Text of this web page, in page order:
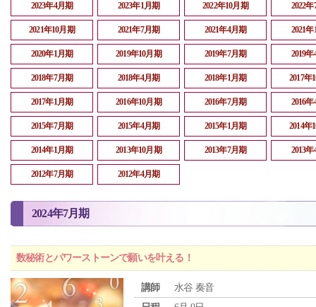
2023年4月期 2023年1月期 2022年10月期 2022
2021年10月期 2021年7月期 2021年4月期 2021
2020年1月期 2019年10月期 2019年7月期 2019
2018年7月期 2018年4月期 2018年1月期 2017年
2017年1月期 2016年10月期 2016年7月期 2016
2015年7月期 2015年4月期 2015年1月期 2014年
2014年1月期 2013年10月期 2013年7月期 2013
2012年7月期 2012年4月期
2024年7月期
数秘術とパワーストーンで願いを叶える！
講師
水谷 奏音